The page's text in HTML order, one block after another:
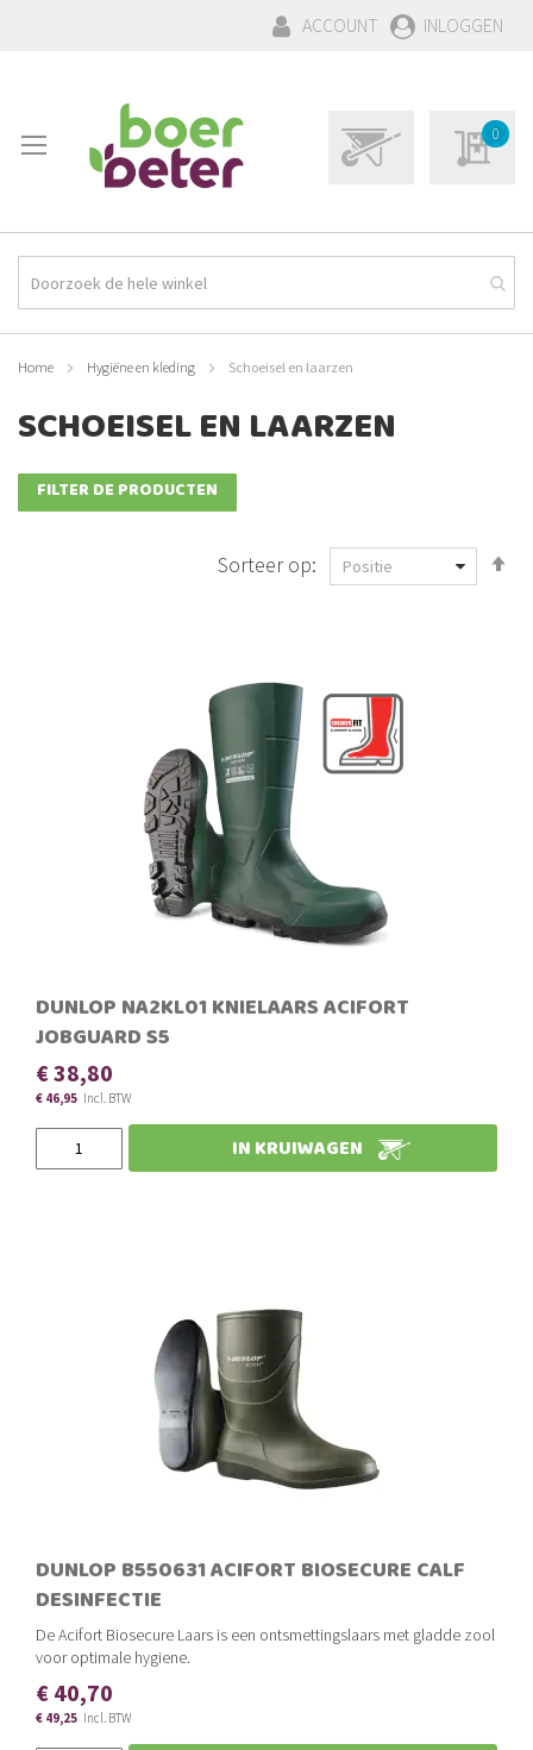
ACCOUNT INLOGGEN
Mijn
0
Product(en)
Winkelwagen
Home Hygiëne en kleding Schoeisel en laarzen
SCHOEISEL EN LAARZEN
FILTER DE PRODUCTEN
Sorteer op:
DUNLOP NA2KL01 KNIELAARS ACIFORT
JOBGUARD S5
€ 46,95
€ 38,80
IN KRUIWAGEN
DUNLOP B550631 ACIFORT BIOSECURE CALF
DESINFECTIE
De Acifort Biosecure Laars is een ontsmettingslaars met gladde zool
voor optimale hygiene.
€ 49,25
€ 40,70